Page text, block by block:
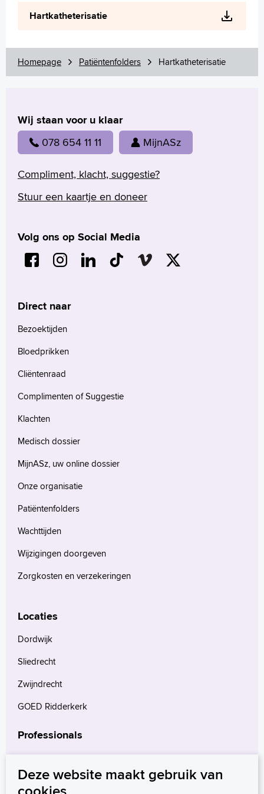
Language
Zoeken
Français
Polski
Türkçe
Arabisch
Hartkatheterisatie
Homepage Patiëntenfolders Hartkatheterisatie
Wij staan voor u klaar
078 654 11 11 MijnASz
Compliment, klacht, suggestie?
Stuur een kaartje en doneer
Volg ons op Social Media
Direct naar
Bezoektijden
Bloedprikken
Cliëntenraad
Complimenten of Suggestie
Klachten
Medisch dossier
MijnASz, uw online dossier
Onze organisatie
Patiëntenfolders
Wachttijden
Wijzigingen doorgeven
Zorgkosten en verzekeringen
Locaties
Dordwijk
Sliedrecht
Zwijndrecht
GOED Ridderkerk
Professionals
Verwijzers
Wetenschappelijk onderzoek
Deze website maakt gebruik van